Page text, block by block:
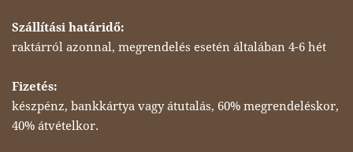
Szállítási határidő:
raktárról azonnal, megrendelés esetén általában 4-6 hét
Fizetés:
készpénz, bankkártya vagy átutalás, 60% megrendeléskor,
40% átvételkor.